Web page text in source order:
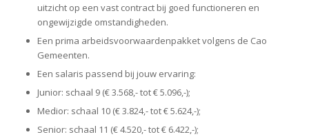
uitzicht op een vast contract bij goed functioneren en
ongewijzigde omstandigheden.
Een prima arbeidsvoorwaardenpakket volgens de Cao
Gemeenten.
Een salaris passend bij jouw ervaring:
Junior: schaal 9 (€ 3.568,- tot € 5.096,-);
Medior: schaal 10 (€ 3.824,- tot € 5.624,-);
Senior: schaal 11 (€ 4.520,- tot € 6.422,-);